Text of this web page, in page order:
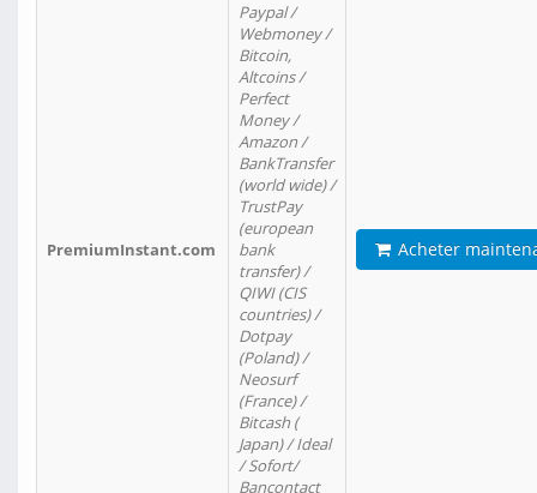
PremiumInstant.com
Paypal /
Webmoney /
Bitcoin,
Altcoins /
Perfect
Money /
Amazon /
BankTransfer
(world wide) /
TrustPay
(european
bank
transfer) /
QIWI (CIS
countries) /
Dotpay
(Poland) /
Neosurf
(France) /
Bitcash (
Japan) / Ideal
/ Sofort/
Bancontact
Acheter